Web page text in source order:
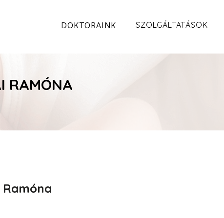
DOKTORAINK SZOLGÁLTATÁSOK
RAMÓNA
Ramóna